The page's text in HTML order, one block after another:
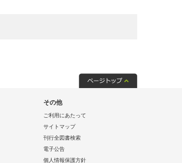
その他
ご利用にあたって
サイトマップ
刊行全図書検索
電子公告
個人情報保護方針